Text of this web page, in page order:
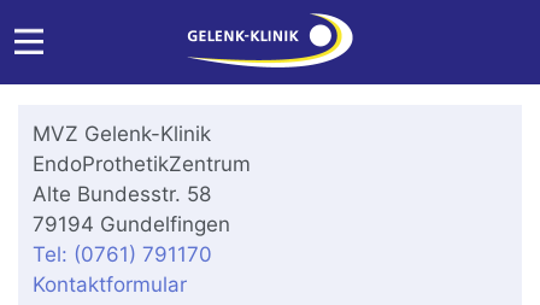
MVZ Gelenk-Klinik
EndoProthetikZentrum
Alte Bundesstr. 58
79194 Gundelfingen
Tel: (0761) 791170
Kontaktformular